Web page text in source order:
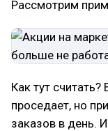
Рассмотрим
Как тут
проседает, но
заказов в день.